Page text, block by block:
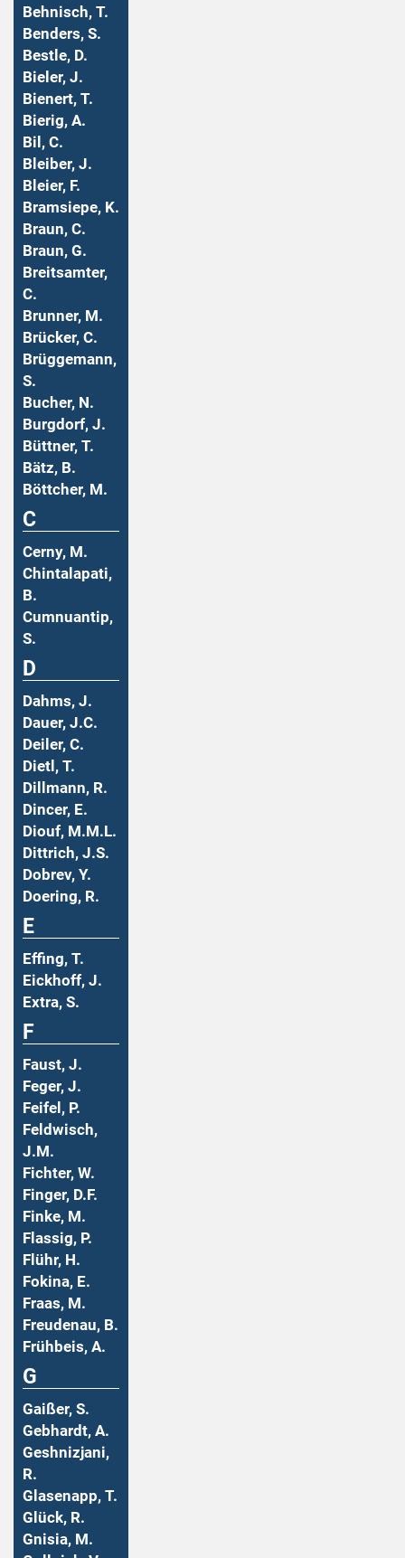
Behnisch, T.
Benders, S.
Bestle, D.
Bieler, J.
Bienert, T.
Bierig, A.
Bil, C.
Bleiber, J.
Bleier, F.
Bramsiepe, K.
Braun, C.
Braun, G.
Breitsamter,
C.
Brunner, M.
Brücker, C.
Brüggemann,
S.
Bucher, N.
Burgdorf, J.
Büttner, T.
Bätz, B.
Böttcher, M.
C
Cerny, M.
Chintalapati,
B.
Cumnuantip,
S.
D
Dahms, J.
Dauer, J.C.
Deiler, C.
Dietl, T.
Dillmann, R.
Dincer, E.
Diouf, M.M.L.
Dittrich, J.S.
Dobrev, Y.
Doering, R.
E
Effing, T.
Eickhoff, J.
Extra, S.
F
Faust, J.
Feger, J.
Feifel, P.
Feldwisch,
J.M.
Fichter, W.
Finger, D.F.
Finke, M.
Flassig, P.
Flühr, H.
Fokina, E.
Fraas, M.
Freudenau, B.
Frühbeis, A.
G
Gaißer, S.
Gebhardt, A.
Geshnizjani,
R.
Glasenapp, T.
Glück, R.
Gnisia, M.